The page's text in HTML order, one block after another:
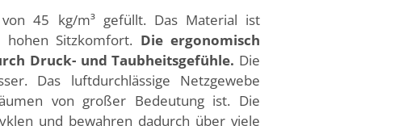
45 kg/m³ gefüllt. Das Material ist
Sitzkomfort. Die ergonomisch
Druck- und Taubheitsgefühle. Die
Das luftdurchlässige Netzgewebe
von großer Bedeutung ist. Die
und bewahren dadurch über viele